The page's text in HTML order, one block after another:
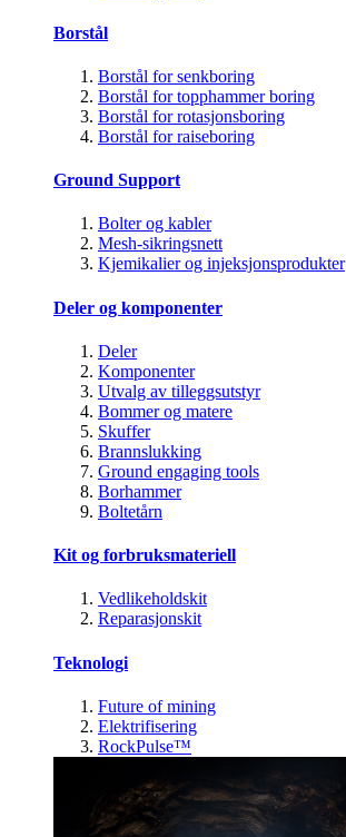
Borstål
Borstål for senkboring
Borstål for topphammer boring
Borstål for rotasjonsboring
Borstål for raiseboring
Ground Support
Bolter og kabler
Mesh-sikringsnett
Kjemikalier og injeksjonsprodukter
Deler og komponenter
Deler
Komponenter
Utvalg av tilleggsutstyr
Bommer og matere
Skuffer
Brannslukking
Ground engaging tools
Borhammer
Boltetårn
Kit og forbruksmateriell
Vedlikeholdskit
Reparasjonskit
Teknologi
Future of mining
Elektrifisering
RockPulse™